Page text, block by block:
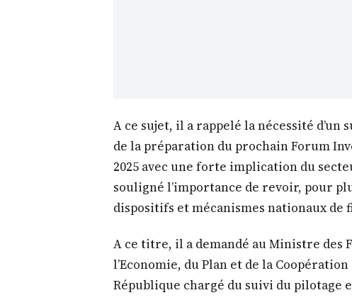
Transformation Vision Sénégal 2050 de
Ministre, une stratégie de
financement publics (CDC, FONSIS,
Cette stratégie permettra, dans un
endogène à partir de la mobilisation
financiers, il est impératif de compter,
notamment la mise en œuvre réussie
souveraineté alimentaire, la maitrise